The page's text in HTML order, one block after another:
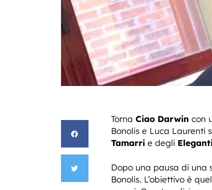
Torna Ciao Darwin con
Bonolis e Luca Laurenti
Tamarri e degli
Dopo una pausa di una
Bonolis. L’obiettivo è